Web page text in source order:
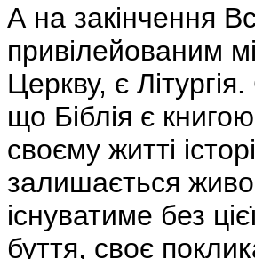
А на закінчення
привілейованим
Церкву, є
що Біблія є
своєму житті
залишається
існуватиме без
буття, своє